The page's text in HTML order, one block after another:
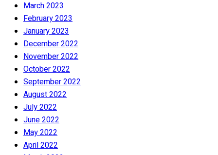
March 2023
February 2023
January 2023
December 2022
November 2022
October 2022
September 2022
August 2022
July 2022
June 2022
May 2022
April 2022